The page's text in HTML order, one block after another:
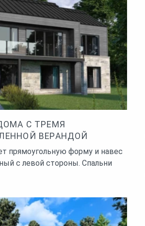
С ТРЕМЯ
ВЕРАНДОЙ
прямоугольную форму и навес
с левой стороны. Спальни